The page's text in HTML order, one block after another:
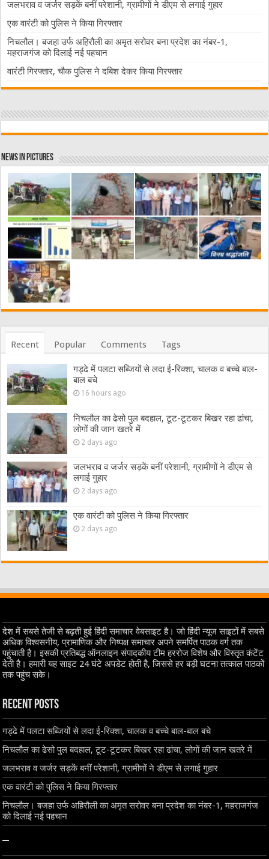
जलभराव व जर्जर सड़कें बनीं परेशानी, ग्रामीणों ने डीएम से लगाई गुहार
एक वारंटी को पुलिस ने किया गिरफ्तार
निचलौल। बजहा उर्फ अहिरौली का अमृत सरोवर बना प्रदेश का नंबर-1,
महराजगंज को दिलाई नई पहचान
वारंटी गिरफ्तार, चौक पुलिस ने दबिश देकर किया गिरफ्तार
News in Pictures
Recent Popular Comments Tags
गड्ढे में पलटा सब्जियों से लदा ई-रिक्शा, चालक व बच्चे बाल-
बाल बचे
16 hours ago
निचलौल का ढेसो पुल बदहाल, टूट-टूटकर बिखर रहा ढांचा,
लोगों की जान खतरे में
2 days ago
जलभराव व जर्जर सड़कें बनीं परेशानी, ग्रामीणों ने डीएम से
लगाई गुहार
2 days ago
एक वारंटी को पुलिस ने किया गिरफ्तार
2 days ago
देश में सबसे तेजी से बढ़ती हुई हिंदी समाचार वेबसाइट है। जो हिंदी न्यूज साइटों में सबसे
अधिक विश्वसनीय, प्रामाणिक और निष्पक्ष समाचार अपने समर्पित पाठक वर्ग तक
पहुंचाती है। इसकी प्रतिबद्ध ऑनलाइन संपादकीय टीम हररोज विशेष और विस्तृत कंटेंट
देती है। हमारी यह साइट 24 घंटे अपडेट होती है, जिससे हर बड़ी घटना तत्काल पाठकों
तक पहुंच सके।
Recent Posts
गड्ढे में पलटा सब्जियों से लदा ई-रिक्शा, चालक व बच्चे बाल-बाल बचे
निचलौल का ढेसो पुल बदहाल, टूट-टूटकर बिखर रहा ढांचा, लोगों की जान खतरे में
जलभराव व जर्जर सड़कें बनीं परेशानी, ग्रामीणों ने डीएम से लगाई गुहार
एक वारंटी को पुलिस ने किया गिरफ्तार
निचलौल। बजहा उर्फ अहिरौली का अमृत सरोवर बना प्रदेश का नंबर-1, महराजगंज
को दिलाई नई पहचान
–